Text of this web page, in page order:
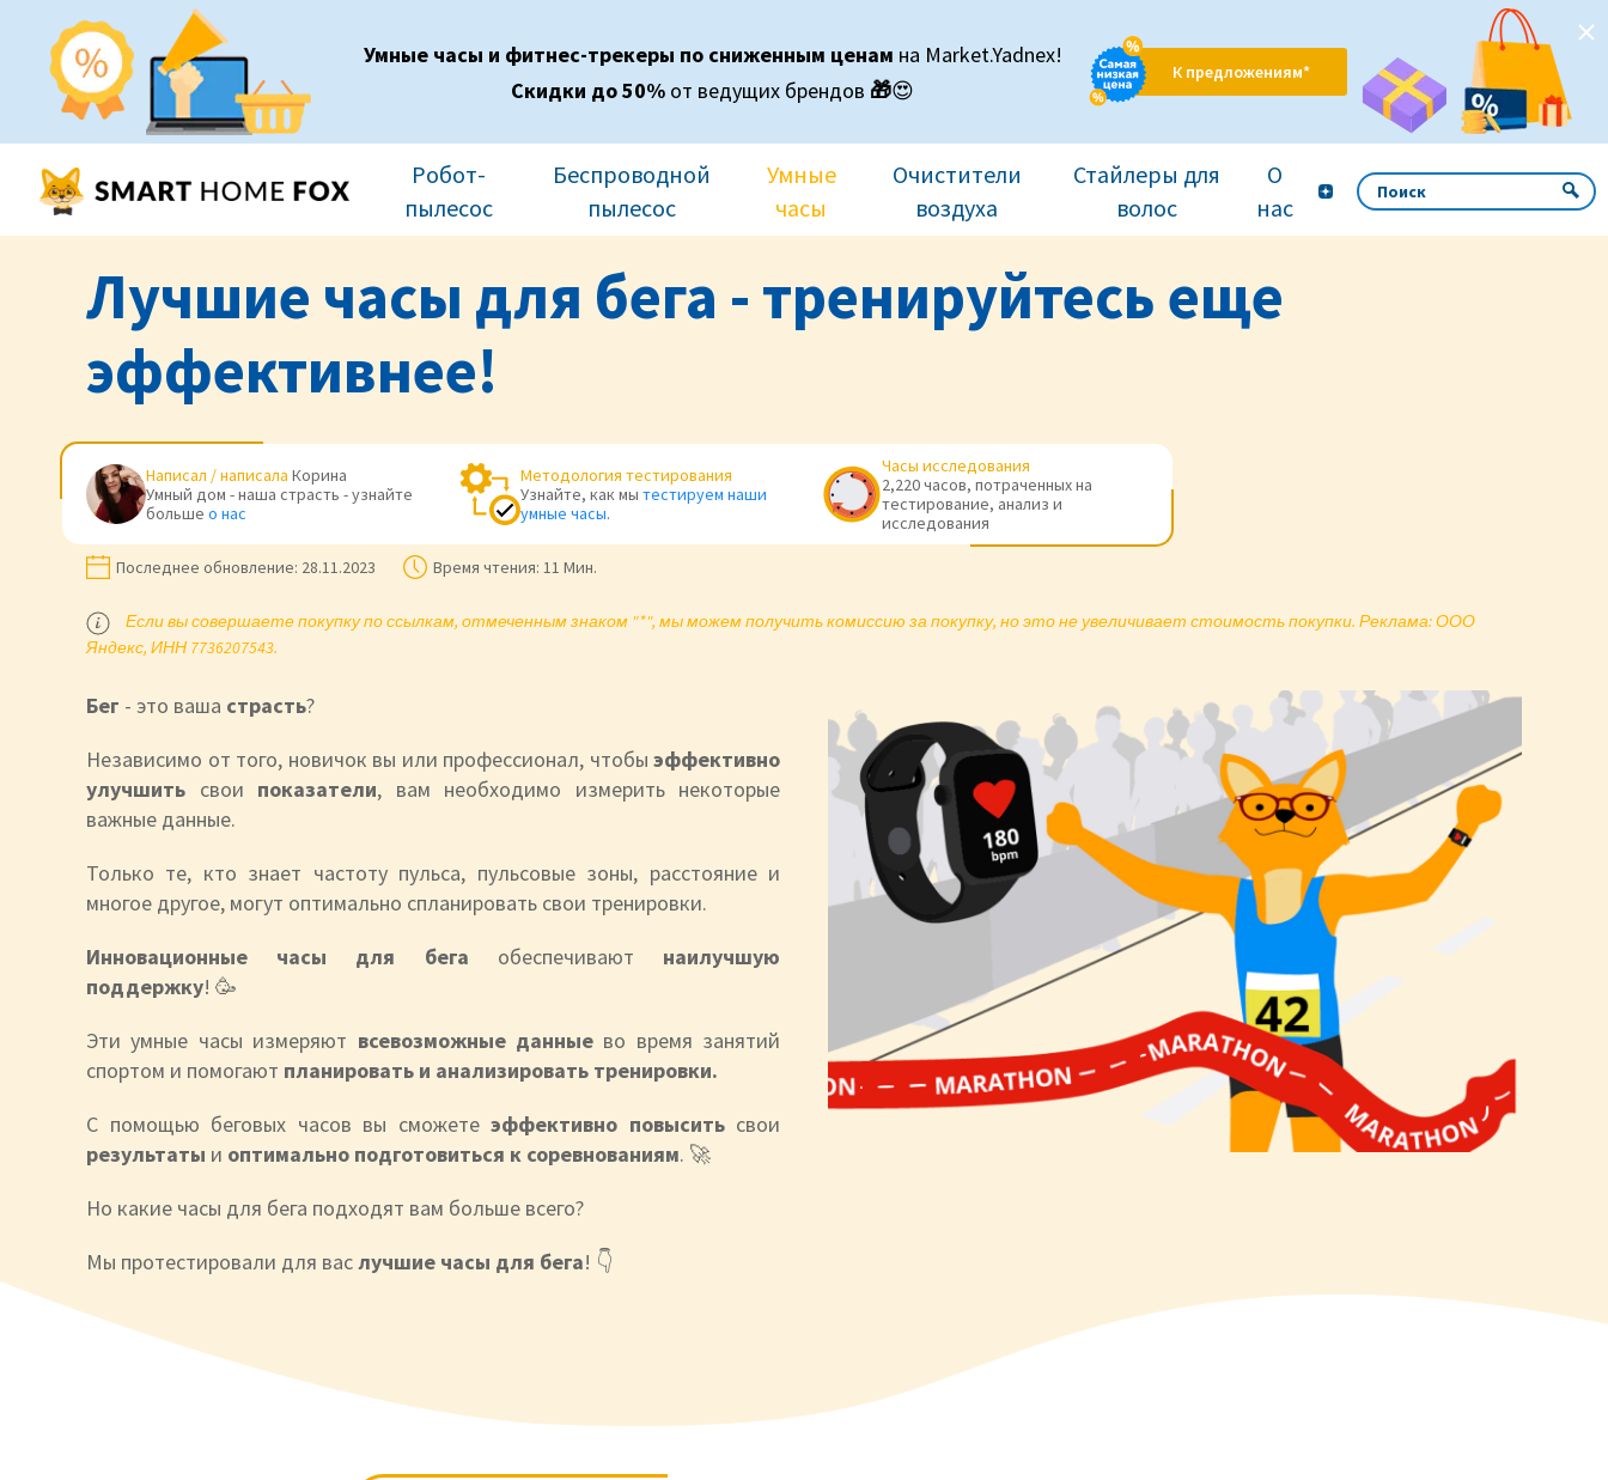
Умные часы и фитнес-трекеры по сниженным ценам на Market.Yadnex!
Скидки до 50% от ведущих брендов 🎁😍
К предложениям*
Робот-
пылесос
Беспроводной
пылесос
Умные
часы
Очистители
воздуха
Стайлеры для
волос
О
нас
Лучшие часы для бега - тренируйтесь еще
эффективнее!
Написал / написала Корина
Умный дом - наша страсть - узнайте
больше о нас
Методология тестирования
Узнайте, как мы тестируем наши
умные часы.
Часы исследования
2,220 часов, потраченных на
тестирование, анализ и
исследования
Последнее обновление: 28.11.2023 Время чтения: 11 Мин.
Если вы совершаете покупку по ссылкам, отмеченным знаком "*", мы можем получить комиссию за покупку, но это не увеличивает стоимость покупки. Реклама: ООО
Яндекс, ИНН 7736207543.
Бег - это ваша страсть?
Независимо от того, новичок вы или профессионал, чтобы эффективно
улучшить свои показатели, вам необходимо измерить некоторые
важные данные.
Только те, кто знает частоту пульса, пульсовые зоны, расстояние и
многое другое, могут оптимально спланировать свои тренировки.
Инновационные часы для бега обеспечивают наилучшую
поддержку! 🥳
Эти умные часы измеряют всевозможные данные во время занятий
спортом и помогают планировать и анализировать тренировки.
С помощью беговых часов вы сможете эффективно повысить свои
результаты и оптимально подготовиться к соревнованиям. 🚀
Но какие часы для бега подходят вам больше всего?
Мы протестировали для вас лучшие часы для бега! 👇